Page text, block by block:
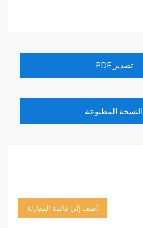
تصدير PDF
النسخة المطبوعة
أضف إلى قائمة المقارنة